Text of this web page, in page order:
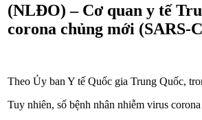
(NLĐO) – Cơ quan y tế
corona chủng mới (SARS-
Theo Ủy ban Y tế Quốc gia Trung Quốc,
Tuy nhiên, số bệnh nhân nhiễm virus